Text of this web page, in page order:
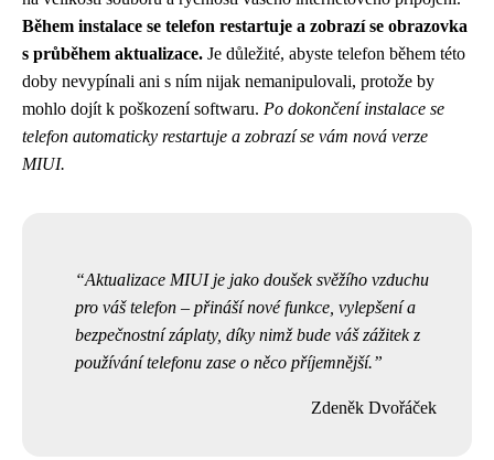
Během instalace se telefon restartuje a zobrazí se obrazovka
s průběhem aktualizace. Je důležité, abyste telefon během této
doby nevypínali ani s ním nijak nemanipulovali, protože by
mohlo dojít k poškození softwaru. Po dokončení instalace se
telefon automaticky restartuje a zobrazí se vám nová verze
MIUI.
Aktualizace MIUI je jako doušek svěžího vzduchu
pro váš telefon – přináší nové funkce, vylepšení a
bezpečnostní záplaty, díky nimž bude váš zážitek z
používání telefonu zase o něco příjemnější.
Zdeněk Dvořáček